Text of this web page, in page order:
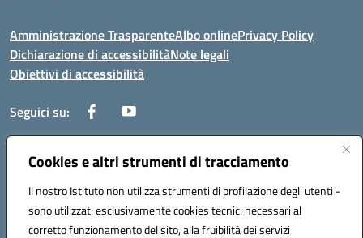
Cookies e altri strumenti di tracciamento
Il nostro Istituto non utilizza strumenti di profilazione degli utenti -
sono utilizzati esclusivamente cookies tecnici necessari al
corretto funzionamento del sito, alla fruibilità dei servizi
Amministrazione TrasparenteAlbo onlinePrivacy Policy
Dichiarazione di accessibilitàNote legali
Obiettivi di accessibilità
Seguici su:
Corso Roma, 1 71100 FOGGIA (FG)
Codice meccanografico: FGPM03000E
Mail: FGPM03000E@istruzione.it - PEC: